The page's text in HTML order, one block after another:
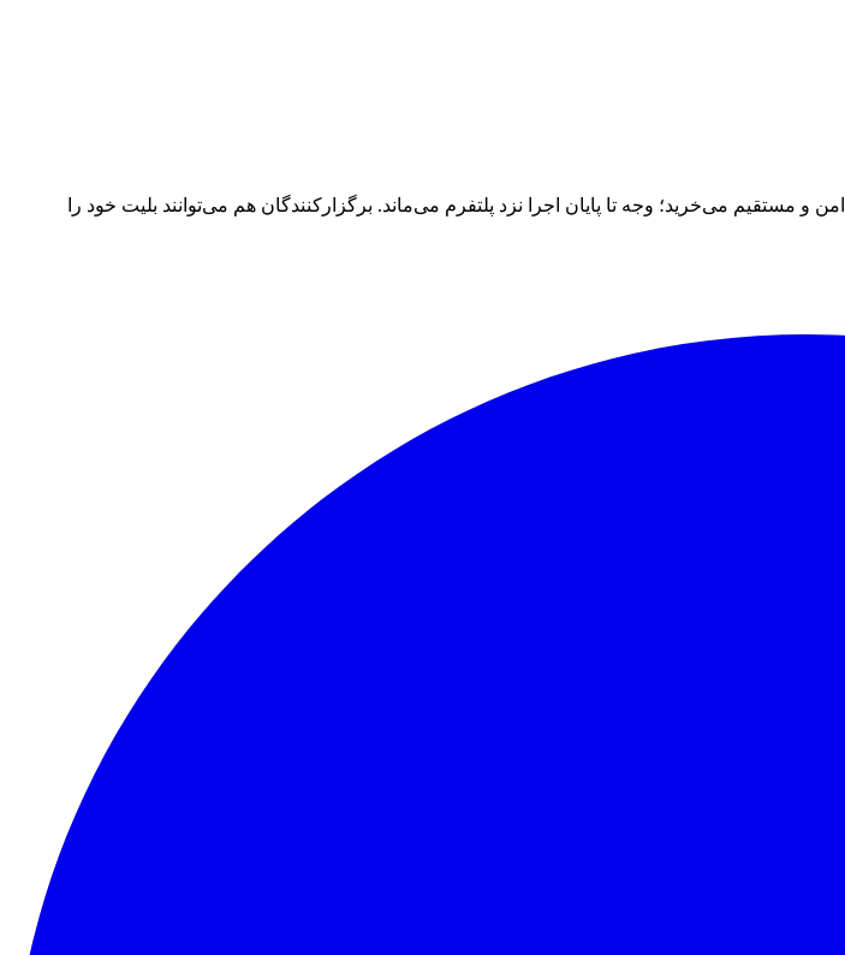
می‌خرید؛ وجه تا پایان اجرا نزد پلتفرم می‌ماند. برگزارکنندگان هم می‌توانند بلیت خود را